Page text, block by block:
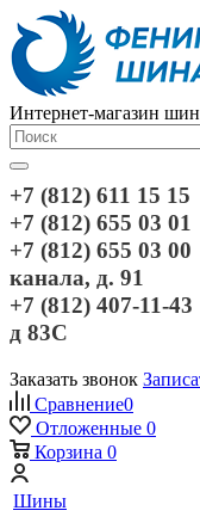
Интернет-магазин
+7 (812) 611 15
+7 (812) 655 03
+7 (812) 655 03
канала, д. 91
+7 (812) 407-11-
д 83С
Заказать звонок
Сравнение0
Отложенные 0
Корзина 0
Шины